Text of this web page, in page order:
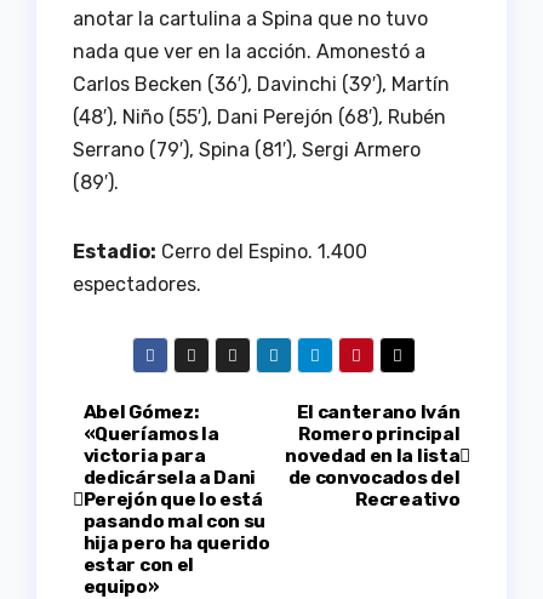
anotar la cartulina a Spina que no tuvo
nada que ver en la acción. Amonestó a
Carlos Becken (36′), Davinchi (39′), Martín
(48′), Niño (55′), Dani Perejón (68′), Rubén
Serrano (79′), Spina (81′), Sergi Armero
(89′).
Estadio: Cerro del Espino. 1.400
espectadores.
Navegación
de
entradas
El canterano Iván
Romero principal
novedad en la lista
de convocados del
Recreativo
Abel Gómez:
«Queríamos la
victoria para
dedicársela a Dani
Perejón que lo está
pasando mal con su
hija pero ha querido
estar con el
equipo»